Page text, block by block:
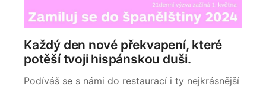
Každý den nové překvapení, které
potěší tvoji hispánskou duši.
Podíváš se s námi do restaurací i ty nejkrásnější